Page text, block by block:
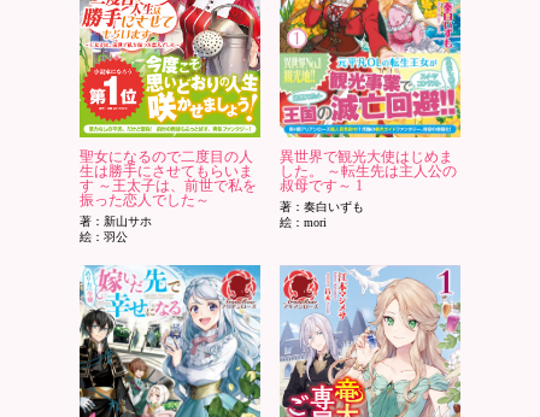
聖女になるので二度目の人
生は勝手にさせてもらいま
す ～王太子は、前世で私を
振った恋人でした～
著：新山サホ
絵：羽公
異世界で観光大使はじめま
した。 ～転生先は主人公の
叔母です～ 1
著：奏白いずも
絵：mori